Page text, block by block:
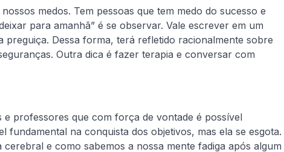
medos. Tem pessoas que tem medo do sucesso e
para amanhã” é se observar. Vale escrever em um
Dessa forma, terá refletido racionalmente sobre
Outra dica é fazer terapia e conversar com
e professores que com força de vontade é possível
fundamental na conquista dos objetivos, mas ela se esgota.
e como sabemos a nossa mente fadiga após algum